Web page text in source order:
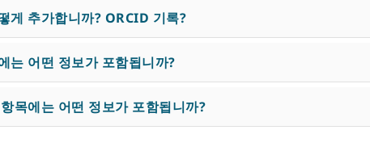
게 추가합니까? ORCID 기록?
는 어떤 정보가 포함됩니까?
목에는 어떤 정보가 포함됩니까?